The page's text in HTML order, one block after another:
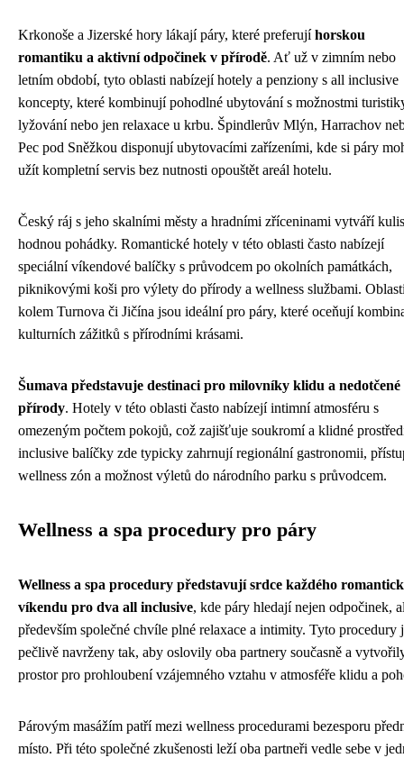
Krkonoše a Jizerské hory lákají páry, které preferujíhorskou
romantiku a aktivní odpočinek v přírodě. Ať už v zimním nebo
letním období, tyto oblasti nabízejí hotely a penziony s all inclusive
koncepty, které kombinují pohodlné ubytování s možnostmi
lyžování nebo jen relaxace u krbu. Špindlerův Mlýn, Harrachov
Pec pod Sněžkou disponují ubytovacími zařízeními, kde si páry
užít kompletní servis bez nutnosti opouštět areál hotelu.
Český ráj s jeho skalními městy a hradními zříceninami vytváří
hodnou pohádky. Romantické hotely v této oblasti často nabízejí
speciální víkendové balíčky s průvodcem po okolních památkách,
piknikovými koši pro výlety do přírody a wellness službami.
kolem Turnova či Jičína jsou ideální pro páry, které oceňují
kulturních zážitků s přírodními krásami.
Šumava představuje destinaci pro milovníky klidu a nedotčené
přírody. Hotely v této oblasti často nabízejí intimní atmosféru s
omezeným počtem pokojů, což zajišťuje soukromí a klidné
inclusive balíčky zde typicky zahrnují regionální gastronomii,
wellness zón a možnost výletů do národního parku s průvodcem.
Wellness a spa procedury pro páry
Wellness a spa procedury představují srdce každého
víkendu pro dva all inclusive, kde páry hledají nejen odpočinek,
především společné chvíle plné relaxace a intimity. Tyto procedury
pečlivě navrženy tak, aby oslovily oba partnery současně a
prostor pro prohloubení vzájemného vztahu v atmosféře klidu a
Párovým masážím patří mezi wellness procedurami bezesporu
místo. Při této společné zkušenosti leží oba partneři vedle sebe v